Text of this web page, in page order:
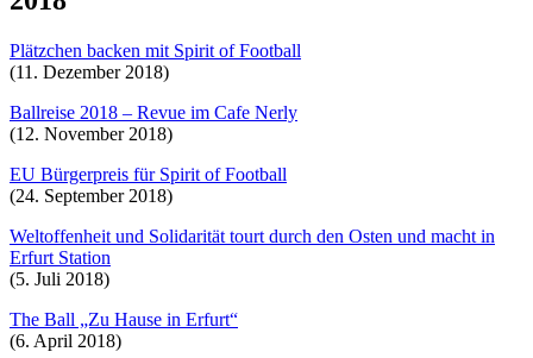
Plätzchen backen mit Spirit of Football
(11. Dezember 2018)
Ballreise 2018 – Revue im Cafe Nerly
(12. November 2018)
EU Bürgerpreis für Spirit of Football
(24. September 2018)
Weltoffenheit und Solidarität tourt durch den Osten und macht in
Erfurt Station
(5. Juli 2018)
The Ball „Zu Hause in Erfurt“
(6. April 2018)